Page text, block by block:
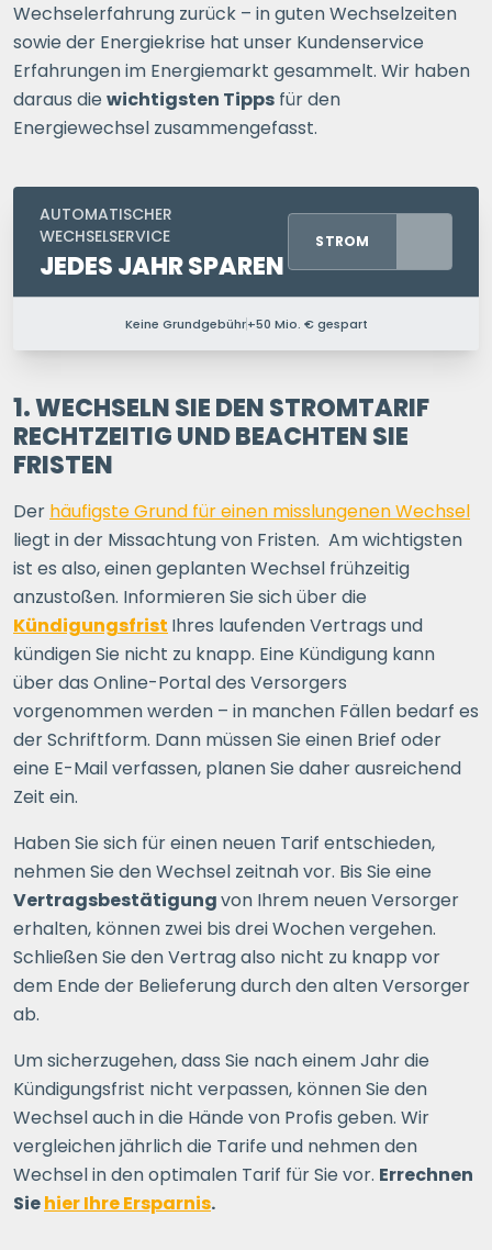
Wechselerfahrung zurück – in guten Wechselzeiten
sowie der Energiekrise hat unser Kundenservice
Erfahrungen im Energiemarkt gesammelt. Wir haben
daraus die wichtigsten Tipps für den
Energiewechsel zusammengefasst.
AUTOMATISCHER
WECHSELSERVICE
JEDES JAHR SPAREN
STROM
PERSONEN IM HAUSHALT
Ihre Postleitzahl
ERSPARNIS BERECHNEN
oderdirekt registrieren
Keine Grundgebühr+50 Mio. € gespart
1. WECHSELN SIE DEN STROMTARIF
RECHTZEITIG UND BEACHTEN SIE
FRISTEN
Der häufigste Grund für einen misslungenen Wechsel
liegt in der Missachtung von Fristen. Am wichtigsten
ist es also, einen geplanten Wechsel frühzeitig
anzustoßen. Informieren Sie sich über die
Kündigungsfrist Ihres laufenden Vertrags und
kündigen Sie nicht zu knapp. Eine Kündigung kann
über das Online-Portal des Versorgers
vorgenommen werden – in manchen Fällen bedarf es
der Schriftform. Dann müssen Sie einen Brief oder
eine E-Mail verfassen, planen Sie daher ausreichend
Zeit ein.
Haben Sie sich für einen neuen Tarif entschieden,
nehmen Sie den Wechsel zeitnah vor. Bis Sie eine
Vertragsbestätigungvon Ihrem neuen Versorger
erhalten, können zwei bis drei Wochen vergehen.
Schließen Sie den Vertrag also nicht zu knapp vor
dem Ende der Belieferung durch den alten Versorger
ab.
Um sicherzugehen, dass Sie nach einem Jahr die
Kündigungsfrist nicht verpassen, können Sie den
Wechsel auch in die Hände von Profis geben. Wir
vergleichen jährlich die Tarife und nehmen den
Wechsel in den optimalen Tarif für Sie vor. Errechnen
Siehier Ihre Ersparnis.